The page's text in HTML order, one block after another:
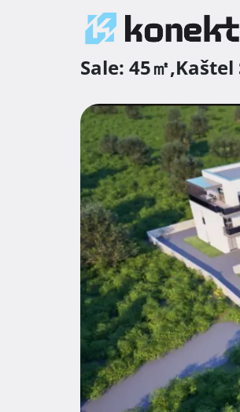
Sale: 45㎡,Kaštel